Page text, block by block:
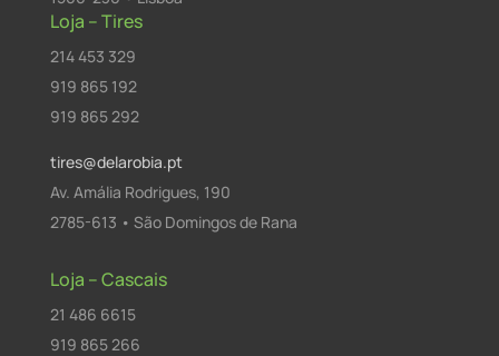
Loja – Tires
214 453 329
919 865 192
919 865 292
tires@delarobia.pt
Av. Amália Rodrigues, 190
2785-613 • São Domingos de Rana
Loja – Cascais
21 486 6615
919 865 266